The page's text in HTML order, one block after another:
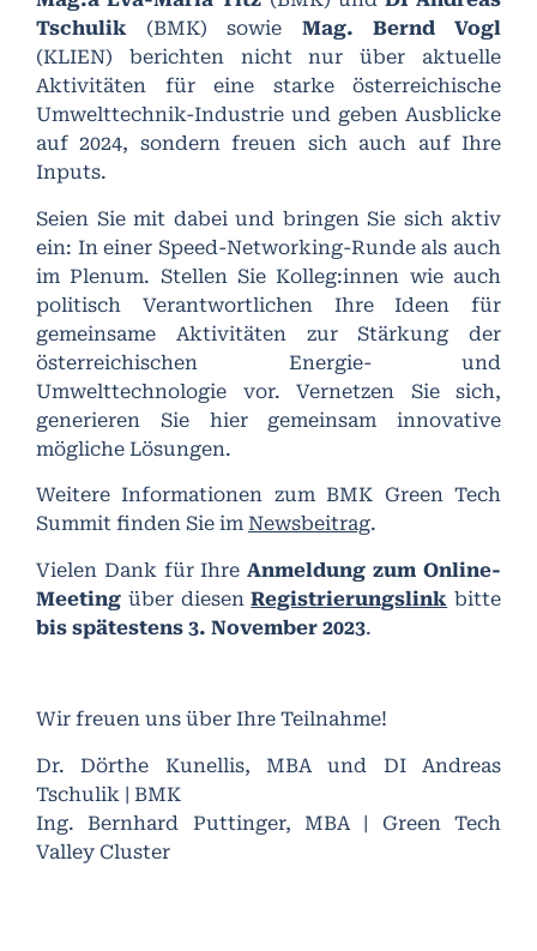
Tschulik (BMK) sowie Mag. Bernd Vogl
(KLIEN) berichten nicht nur über aktuelle
Aktivitäten für eine starke österreichische
Umwelttechnik-Industrie und geben Ausblicke
auf 2024, sondern freuen sich auch auf Ihre
Inputs.
Seien Sie mit dabei und bringen Sie sich aktiv
ein: In einer Speed-Networking-Runde als auch
im Plenum. Stellen Sie Kolleg:innen wie auch
politisch Verantwortlichen Ihre Ideen für
gemeinsame Aktivitäten zur Stärkung der
österreichischen Energie- und
Umwelttechnologie vor. Vernetzen Sie sich,
generieren Sie hier gemeinsam innovative
mögliche Lösungen.
Weitere Informationen zum BMK Green Tech
Summit finden Sie im Newsbeitrag.
Vielen Dank für IhreAnmeldung zum Online-
Meeting über diesenRegistrierungslink bitte
bis spätestens 3. November 2023.
Wir freuen uns über Ihre Teilnahme!
Dr. Dörthe Kunellis, MBA und DI Andreas
Tschulik | BMK
Ing. Bernhard Puttinger, MBA | Green Tech
Valley Cluster